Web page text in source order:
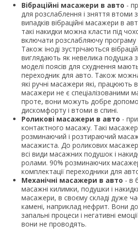
Вібраційні масажери в авто -
для розслаблення і зняття втоми з
випадків вібраційні масажери в
такі накидки можна класти під
включати розслабляючу програму
Також іноді зустрічаються
виглядають як невелика подушка
моделі поясів для схуднення
переходник для авто. Також
які ручні масажери які, працюють
масажери не є спеціалізованими
проте, вони можуть добре
дискомфорту і втоми в спині.
Роликові масажери в авто -
контактного масажу. Такі
розминаючий і розтираючий
масажиста. До роликових
всі види масажних подушок і
ролами. 90% розминаючих
комплектації переходники для
Механічні масажери в авто - в
масажні килимки, подушки і
масажери, в своєму складі дуже
камені, наприклад нефрит. Вони
запальні процеси і негативні
вони не проводять.